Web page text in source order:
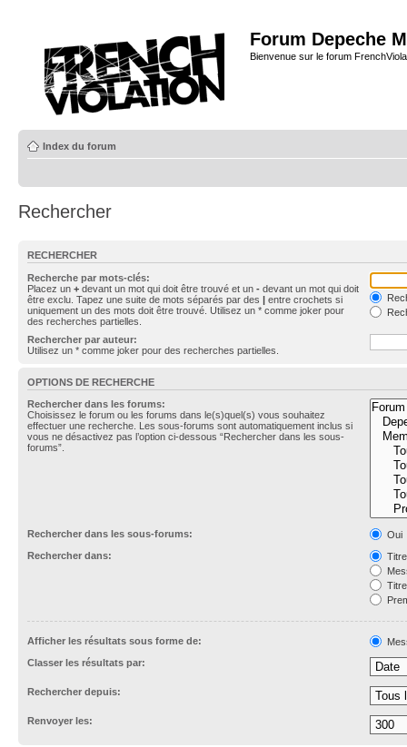
Forum Depeche
Bienvenue sur le forum
Index du forum
Rechercher
RECHERCHER
Recherche par mots-clés:
Placez un + devant un mot qui doit être trouvé et un - devant un mot qui doit
être exclu. Tapez une suite de mots séparés par des | entre crochets si
uniquement un des mots doit être trouvé. Utilisez un * comme joker pour
des recherches partielles.
Rechercher par auteur:
Utilisez un * comme joker pour des recherches partielles.
OPTIONS DE RECHERCHE
Rechercher dans les forums:
Choisissez le forum ou les forums dans le(s)quel(s) vous souhaitez
effectuer une recherche. Les sous-forums sont automatiquement inclus si
vous ne désactivez pas l’option ci-dessous “Rechercher dans les sous-
forums”.
Rechercher dans les sous-forums:
Oui
Rechercher dans:
Afficher les résultats sous forme de:
Classer les résultats par:
Rechercher depuis:
Renvoyer les: